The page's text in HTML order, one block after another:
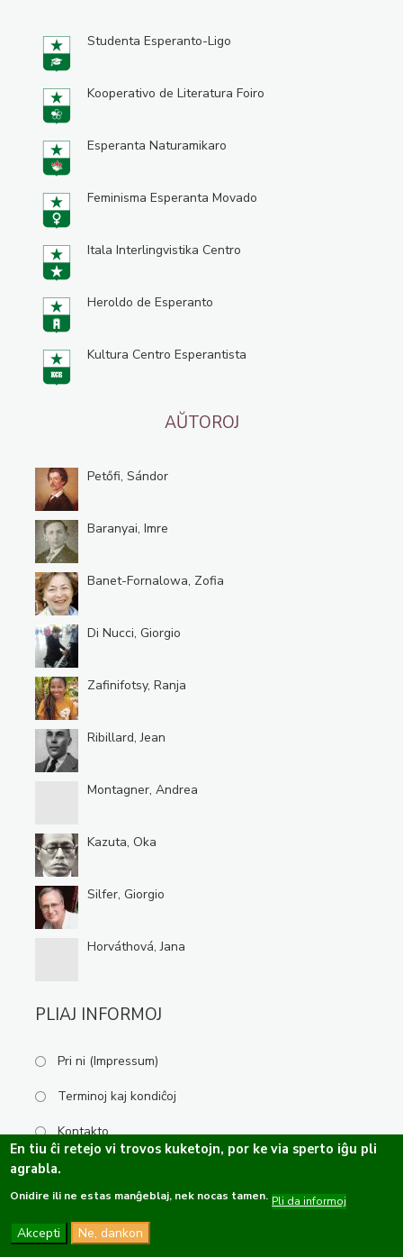
Studenta Esperanto-Ligo
Kooperativo de Literatura Foiro
Esperanta Naturamikaro
Feminisma Esperanta Movado
Itala Interlingvistika Centro
Heroldo de Esperanto
Kultura Centro Esperantista
AŬTOROJ
Petőfi, Sándor
Baranyai, Imre
Banet-Fornalowa, Zofia
Di Nucci, Giorgio
Zafinifotsy, Ranja
Ribillard, Jean
Montagner, Andrea
Kazuta, Oka
Silfer, Giorgio
Horváthová, Jana
PLIAJ INFORMOJ
Pri ni (Impressum)
Terminoj kaj kondiĉoj
Kontakto
Kopirajto ©2019-2026 Esperanta Kulturservo · Ĉiuj rajtoj rezervitaj.
Dizajno deOPTASY
En tiu ĉi retejo vi trovos kuketojn, por ke via sperto iĝu pli
agrabla.
Onidire ili ne estas manĝeblaj, nek nocas tamen. Pli da informoj
Akcepti Ne, dankon